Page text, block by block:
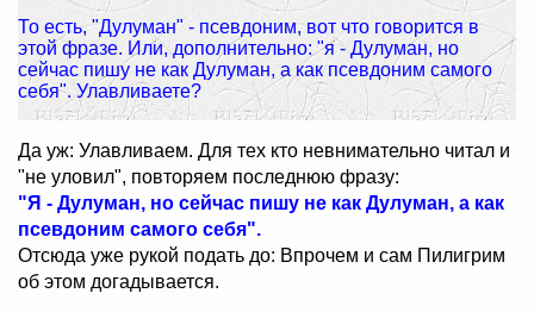
То есть, "Дулуман" - псевдоним, вот что говорится в
этой фразе. Или, дополнительно: "я - Дулуман, но
сейчас пишу не как Дулуман, а как псевдоним самого
себя". Улавливаете?
Да уж: Улавливаем. Для тех кто невнимательно читал и
"не уловил", повторяем последнюю фразу:
"Я - Дулуман, но сейчас пишу не как Дулуман, а как
псевдоним самого себя".
Отсюда уже рукой подать до: Впрочем и сам Пилигрим
об этом догадывается.